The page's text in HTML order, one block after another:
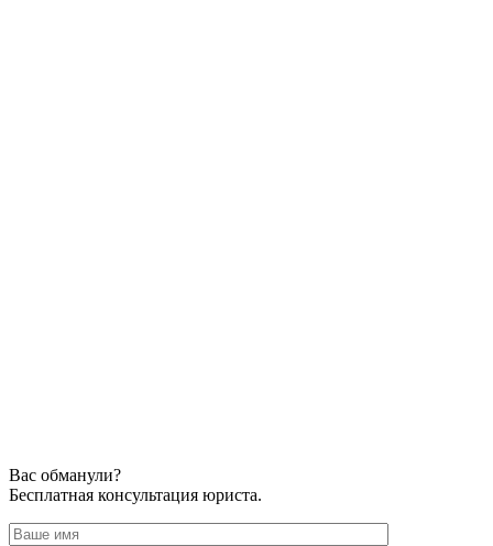
Вас обманули?
Бесплатная консультация юриста.